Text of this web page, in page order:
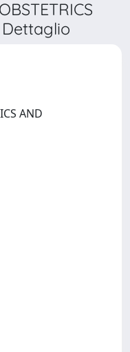
Dettaglio
AND